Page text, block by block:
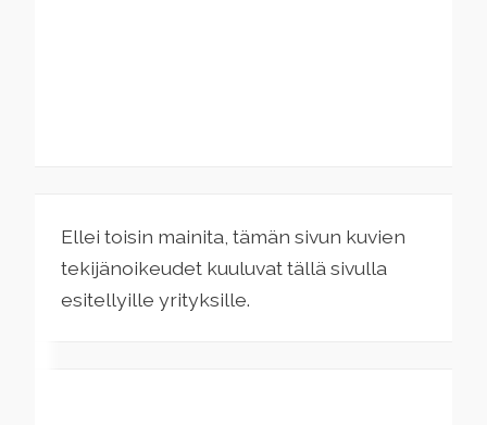
Ellei toisin mainita, tämän sivun kuvien
tekijänoikeudet kuuluvat tällä sivulla
esitellyille yrityksille.